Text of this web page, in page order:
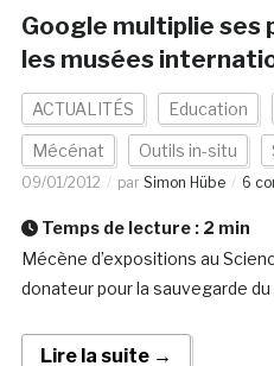
Google multiplie ses
les musées
ACTUALITÉS Education
Mécénat Outils in-situ
09/01/2012 par Simon Hübe 6
Temps de lecture : 2 min
Mécène d’expositions au
donateur pour la sauvegarde
Lire la suite →